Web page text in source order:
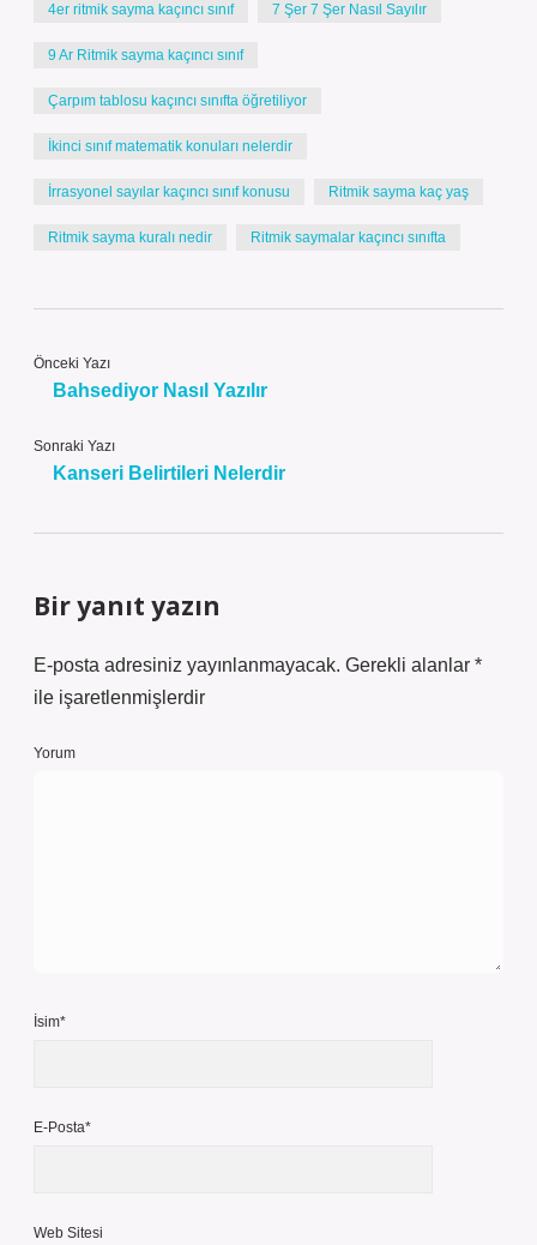
4er ritmik sayma kaçıncı sınıf 7 Şer 7 Şer Nasıl Sayılır
9 Ar Ritmik sayma kaçıncı sınıf
Çarpım tablosu kaçıncı sınıfta öğretiliyor
İkinci sınıf matematik konuları nelerdir
İrrasyonel sayılar kaçıncı sınıf konusu Ritmik sayma kaç yaş
Ritmik sayma kuralı nedir Ritmik saymalar kaçıncı sınıfta
Önceki Yazı
Bahsediyor Nasıl Yazılır
Sonraki Yazı
Kanseri Belirtileri Nelerdir
Bir yanıt yazın
E-posta adresiniz yayınlanmayacak. Gerekli alanlar *
ile işaretlenmişlerdir
Yorum
İsim*
E-Posta*
Web Sitesi